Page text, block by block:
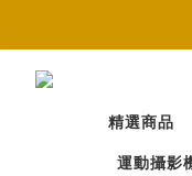
精選商品
運動攝